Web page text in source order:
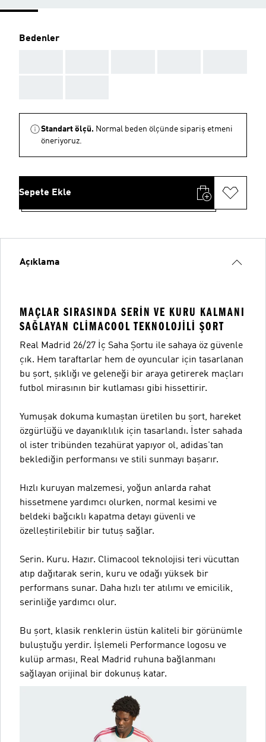
Bedenler
Standart ölçü. Normal beden ölçünde sipariş etmeni
öneriyoruz.
Sepete Ekle
Açıklama
MAÇLAR SIRASINDA SERIN VE KURU KALMANI
SAĞLAYAN CLIMACOOL TEKNOLOJILI ŞORT
Real Madrid 26/27 İç Saha Şortu ile sahaya öz güvenle
çık. Hem taraftarlar hem de oyuncular için tasarlanan
bu şort, şıklığı ve geleneği bir araya getirerek maçları
futbol mirasının bir kutlaması gibi hissettirir.
Yumuşak dokuma kumaştan üretilen bu şort, hareket
özgürlüğü ve dayanıklılık için tasarlandı. İster sahada
ol ister tribünden tezahürat yapıyor ol, adidas'tan
beklediğin performansı ve stili sunmayı başarır.
Hızlı kuruyan malzemesi, yoğun anlarda rahat
hissetmene yardımcı olurken, normal kesimi ve
beldeki bağcıklı kapatma detayı güvenli ve
özelleştirilebilir bir tutuş sağlar.
Serin. Kuru. Hazır. Climacool teknolojisi teri vücuttan
atıp dağıtarak serin, kuru ve odağı yüksek bir
performans sunar. Daha hızlı ter atılımı ve emicilik,
serinliğe yardımcı olur.
Bu şort, klasik renklerin üstün kaliteli bir görünümle
buluştuğu yerdir. İşlemeli Performance logosu ve
kulüp arması, Real Madrid ruhuna bağlanmanı
sağlayan orijinal bir dokunuş katar.